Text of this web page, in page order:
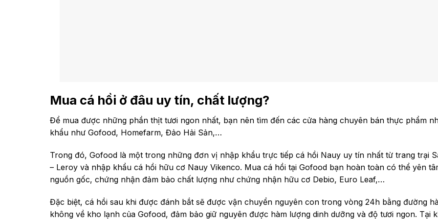
Mua cá hồi ở đâu uy tín, chất lượng?
Để mua được những phần thịt tươi ngon nhất, bạn nên tìm đến các cửa hàng chuyên bán thực phẩm
khẩu như Gofood, Homefarm, Đảo Hải Sản,…
Trong đó, Gofood là một trong những đơn vị nhập khẩu trực tiếp cá hồi Nauy uy tín nhất từ trang trại
– Leroy và nhập khẩu cá hồi hữu cơ Nauy Vikenco. Mua cá hồi tại Gofood bạn hoàn toàn có thể yên
nguồn gốc, chứng nhận đảm bảo chất lượng như chứng nhận hữu cơ Debio, Euro Leaf,…
Đặc biệt, cá hồi sau khi được đánh bắt sẽ được vận chuyển nguyên con trong vòng 24h bằng đường
không về kho lạnh của Gofood, đảm bảo giữ nguyên được hàm lượng dinh dưỡng và độ tươi ngon. Tại